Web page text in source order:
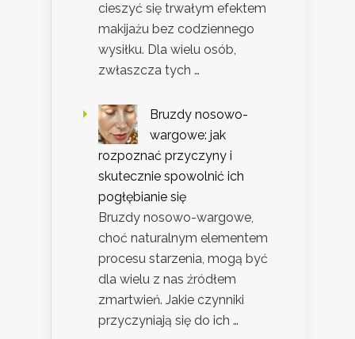
cieszyć się trwałym efektem
makijażu bez codziennego
wysiłku. Dla wielu osób,
zwłaszcza tych …
Bruzdy nosowo-
wargowe: jak
rozpoznać przyczyny i
skutecznie spowolnić ich
pogłębianie się
Bruzdy nosowo-wargowe,
choć naturalnym elementem
procesu starzenia, mogą być
dla wielu z nas źródłem
zmartwień. Jakie czynniki
przyczyniają się do ich …